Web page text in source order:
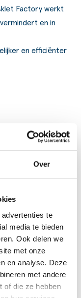
Over
te
media te bieden
Ook delen we
met onze
en analyse. Deze
met andere
of die ze hebben
Factory werkt
en in
en efficiënter
van
je gratis
Central voor
contact met
te
trial